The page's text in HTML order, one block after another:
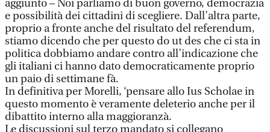
aggiunto – Noi parliamo di buon governo, democrazia
e possibilità dei cittadini di scegliere. Dall’altra parte,
proprio a fronte anche del risultato del referendum,
stiamo dicendo che per questo do ut des che ci sta in
politica dobbiamo andare contro all’indicazione che
gli italiani ci hanno dato democraticamente proprio
un paio di settimane fà.
In definitiva per Morelli, ‘pensare allo Ius Scholae in
questo momento è veramente deleterio anche per il
dibattito interno alla maggioranzà.
Le discussioni sul terzo mandato si collegano